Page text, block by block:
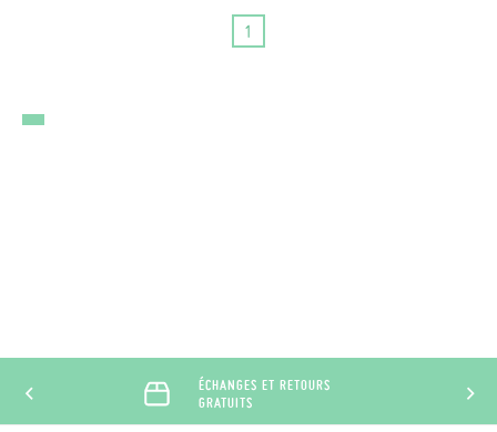
1
ÉCHANGES ET RETOURS
GRATUITS